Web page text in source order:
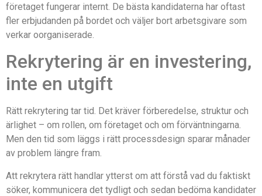
företaget fungerar internt. De bästa kandidaterna har oftast
fler erbjudanden på bordet och väljer bort arbetsgivare som
verkar oorganiserade.
Rekrytering är en investering,
inte en utgift
Rätt rekrytering tar tid. Det kräver förberedelse, struktur och
ärlighet – om rollen, om företaget och om förväntningarna.
Men den tid som läggs i rätt processdesign sparar månader
av problem längre fram.
Att rekrytera rätt handlar ytterst om att förstå vad du faktiskt
söker, kommunicera det tydligt och sedan bedöma kandidater